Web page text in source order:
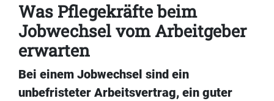
Was Pflegekräfte beim
Jobwechsel vom Arbeitgeber
erwarten
Bei einem Jobwechsel sind ein
unbefristeter Arbeitsvertrag, ein guter